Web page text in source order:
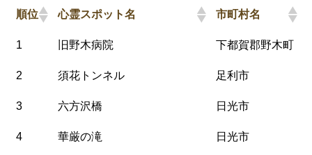
順位 心霊スポット名 市町村名
1 旧野木病院 下都賀郡野木町
2 須花トンネル 足利市
3 六方沢橋 日光市
4 華厳の滝 日光市